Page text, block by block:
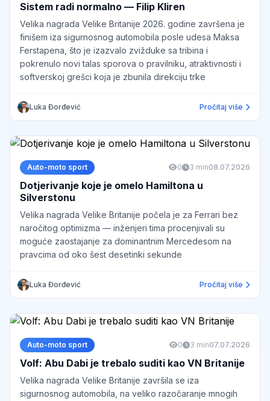
Sistem radi normalno — Filip Kliren
Velika nagrada Velike Britanije 2026. godine završena je
finišem iza sigurnosnog automobila posle udesa Maksa
Ferstapena, što je izazvalo zvižduke sa tribina i
pokrenulo novi talas sporova o pravilniku, atraktivnosti i
softverskoj grešci koja je zbunila direkciju trke
Luka Đorđević Pročitaj više
Auto-moto sport 0 3 min08.07.2026
Dotjerivanje koje je omelo Hamiltona u
Silverstonu
Velika nagrada Velike Britanije počela je za Ferrari bez
naročitog optimizma — inženjeri tima procenjivali su
moguće zaostajanje za dominantnim Mercedesom na
pravcima od oko šest desetinki sekunde
Luka Đorđević Pročitaj više
Auto-moto sport 0 3 min07.07.2026
Volf: Abu Dabi je trebalo suditi kao VN Britanije
Velika nagrada Velike Britanije završila se iza
sigurnosnog automobila, na veliko razočaranje mnogih